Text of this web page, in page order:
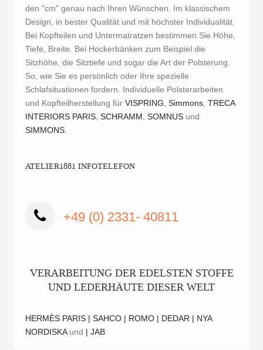
den "cm" genau nach Ihren Wünschen. Im klassischem
Design, in bester Qualität und mit höchster Individualität.
Bei Kopfteilen und Untermatratzen bestimmen Sie Höhe,
Tiefe, Breite. Bei Hockerbänken zum Beispiel die
Sitzhöhe, die Sitztiefe und sogar die Art der Polsterung.
So, wie Sie es persönlich oder Ihre spezielle
Schlafsituationen fordern. Individuelle Polsterarbeiten
und Kopfteilherstellung fürVISPRING ,Simmons ,TRECA
INTERIORS PARIS ,SCHRAMM ,SOMNUS und
SIMMONS
ATELIER1881 INFOTELEFON
+49 (0) 2331- 40811
VERARBEITUNG DER EDELSTEN STOFFE
UND LEDERHÄUTE DIESER WELT
HERMÈS PARIS | SAHCO | ROMO | DEDAR | NYA
NORDISKA und | JAB